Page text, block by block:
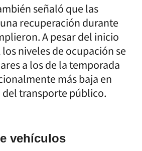
señaló que las
recuperación durante
A pesar del inicio
niveles de ocupación se
a los de la temporada
más baja en
transporte público.
vehículos